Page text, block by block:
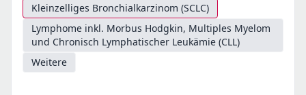
Kleinzelliges Bronchialkarzinom (SCLC)
Lymphome inkl. Morbus Hodgkin, Multiples Myelom
und Chronisch Lymphatischer Leukämie (CLL)
Weitere